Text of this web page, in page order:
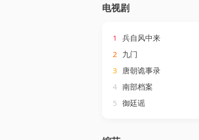
电视剧
1
兵自风中来
2 九门
3 唐朝诡事录
4 南部档案
5 御廷谣